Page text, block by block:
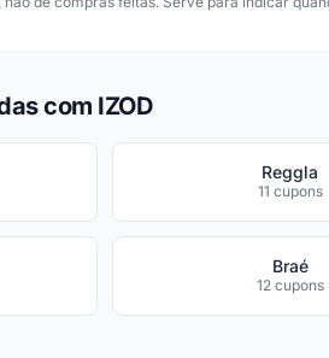
com IZOD
Reggla
11 cupons
Braé
12 cupons